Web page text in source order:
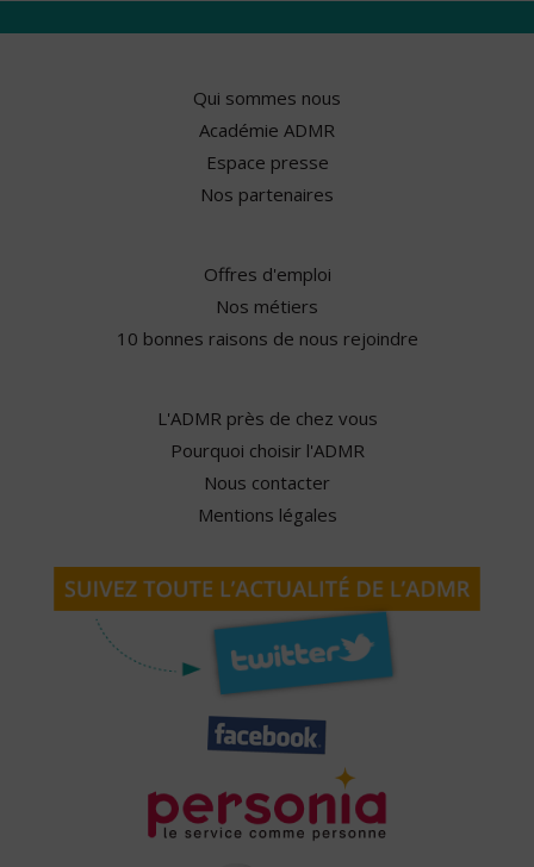
Qui sommes nous
Académie ADMR
Espace presse
Nos partenaires
Offres d'emploi
Nos métiers
10 bonnes raisons de nous rejoindre
L'ADMR près de chez vous
Pourquoi choisir l'ADMR
Nous contacter
Mentions légales